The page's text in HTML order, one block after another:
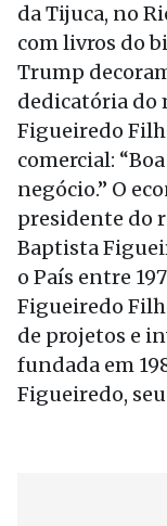
da Tijuca, no
com livros do
Trump
dedicatória do
Figueiredo
comercial:
negócio.” O
presidente do
Baptista
o País entre
Figueiredo
de projetos e
fundada em
Figueiredo,